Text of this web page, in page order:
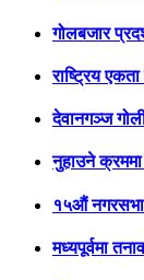
गोलबजार
राष्ट्रिय
देवानगञ्ज
नुहाउने
१५औं
मध्यपूर्वमा